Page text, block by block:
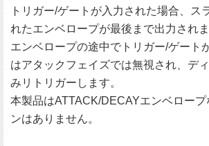
トリガー/ゲートが入力された場合、ス
れたエンベロープが最後まで出力されま
エンベロープの途中でトリガー/ゲート
はアタックフェイズでは無視され、デ
みリトリガーします。
本製品はATTACK/DECAYエンベロー
ンはありません。